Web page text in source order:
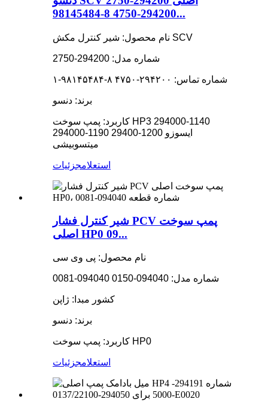
294200-4750 8-98145484...
نام محصول: شیر کنترل مکش SCV
شماره مدل: 294200-2750
شماره تماس: ۲۹۴۲۰۰-۴۷۵۰ ۸-۹۸۱۴۵۴۸۴-۱
برند: دنسو
کاربرد: پمپ سوخت HP3 294000-1140
294000-1190 29400-1200 ایسوزو
میتسوبیشی
استعلامجزئیات
شیر کنترل فشار PCV پمپ سوخت
اصلی HP0 09...
نام محصول: پی وی سی
شماره مدل: 094040-0150 094040-0081
کشور مبدا: ژاپن
برند: دنسو
کاربرد: پمپ سوخت HP0
استعلامجزئیات